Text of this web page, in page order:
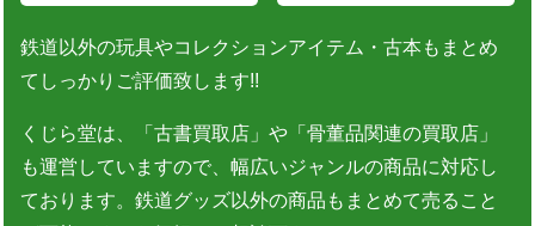
鉄道以外の玩具やコレクションアイテム・古本もまとめ
てしっかりご評価致します!!
くじら堂は、「古書買取店」や「骨董品関連の買取店」
も運営していますので、幅広いジャンルの商品に対応し
ております。鉄道グッズ以外の商品もまとめて売ること